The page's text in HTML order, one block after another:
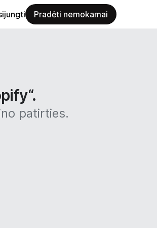
Pradėti nemokamai
patirties.